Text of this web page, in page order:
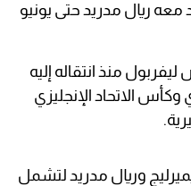
معه ريال مدريد حتى يونيو
بقميص ليفربول منذ انتقاله إليه
وكأس الاتحاد الإنجليزي
وريال مدريد لتشمل